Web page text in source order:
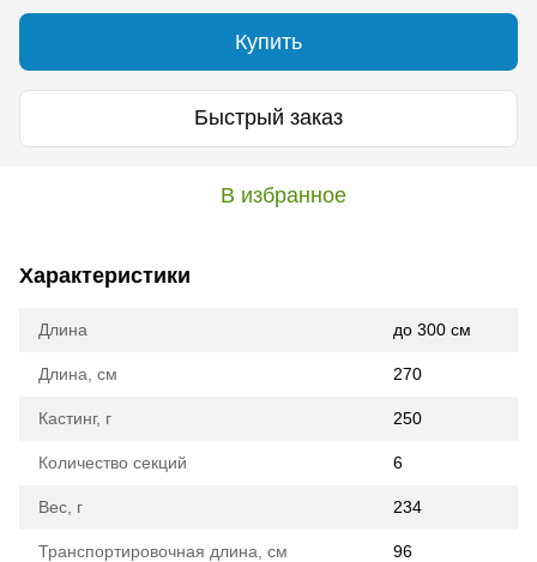
Купить
Быстрый заказ
В избранное
Характеристики
Длина до 300 см
Длина, см 270
Кастинг, г 250
Количество секций 6
Вес, г 234
Транспортировочная длина, см 96